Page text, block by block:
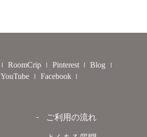
RoomCrip Pinterest
Blog
YouTube
Facebook
ご利用の流れ